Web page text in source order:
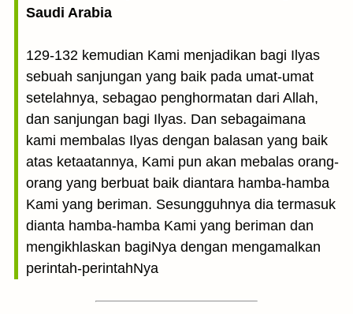
Saudi Arabia
129-132 kemudian Kami menjadikan bagi Ilyas
sebuah sanjungan yang baik pada umat-umat
setelahnya, sebagao penghormatan dari Allah,
dan sanjungan bagi Ilyas. Dan sebagaimana
kami membalas Ilyas dengan balasan yang baik
atas ketaatannya, Kami pun akan mebalas orang-
orang yang berbuat baik diantara hamba-hamba
Kami yang beriman. Sesungguhnya dia termasuk
dianta hamba-hamba Kami yang beriman dan
mengikhlaskan bagiNya dengan mengamalkan
perintah-perintahNya